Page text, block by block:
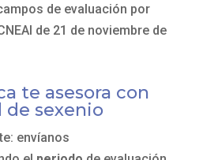
de evaluación por
de 21 de noviembre de
te asesora con
sexenio
envíanos